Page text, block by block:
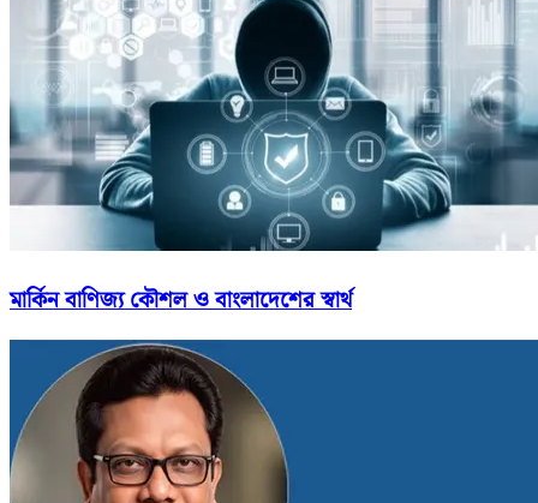
মার্কিন বাণিজ্য কৌশল ও বাংলাদেশের স্বার্থ